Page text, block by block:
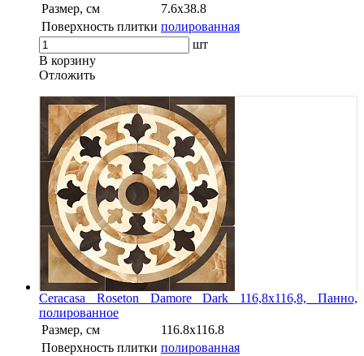
Размер, см
7.6x38.8
Поверхность плитки полированная
шт
В корзину
Oтложить
Ceracasa Roseton Damore Dark 116,8x116,8, Панно,
полированное
Размер, см
116.8x116.8
Поверхность плитки полированная